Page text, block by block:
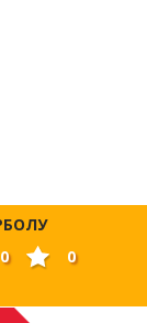
0 0